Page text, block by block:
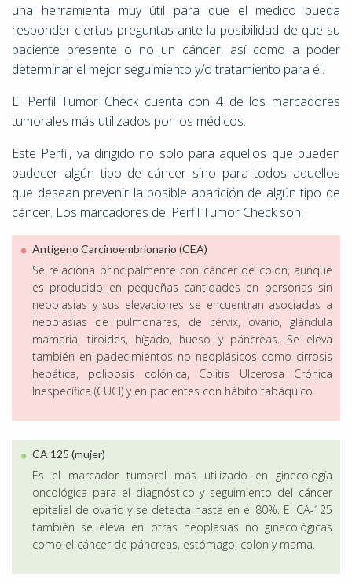
una herramienta muy útil para que el medico pueda
responder ciertas preguntas ante la posibilidad de que su
paciente presente o no un cáncer, así como a poder
determinar el mejor seguimiento y/o tratamiento para él.
El Perfil Tumor Check cuenta con 4 de los marcadores
tumorales más utilizados por los médicos.
Este Perfil, va dirigido no solo para aquellos que pueden
padecer algún tipo de cáncer sino para todos aquellos
que desean prevenir la posible aparición de algún tipo de
cáncer. Los marcadores del Perfil Tumor Check son:
Antígeno Carcinoembrionario (CEA)
Se relaciona principalmente con cáncer de colon, aunque
es producido en pequeñas cantidades en personas sin
neoplasias y sus elevaciones se encuentran asociadas a
neoplasias de pulmonares, de cérvix, ovario, glándula
mamaria, tiroides, hígado, hueso y páncreas. Se eleva
también en padecimientos no neoplásicos como cirrosis
hepática, poliposis colónica, Colitis Ulcerosa Crónica
Inespecífica (CUCI) y en pacientes con hábito tabáquico.
CA 125 (mujer)
Es el marcador tumoral más utilizado en ginecología
oncológica para el diagnóstico y seguimiento del cáncer
epitelial de ovario y se detecta hasta en el 80%. El CA-125
también se eleva en otras neoplasias no ginecológicas
como el cáncer de páncreas, estómago, colon y mama.